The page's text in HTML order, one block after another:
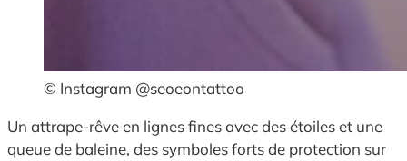
© Instagram @seoeontattoo
Un attrape-rêve en lignes fines avec des étoiles et une
queue de baleine, des symboles forts de protection sur